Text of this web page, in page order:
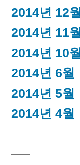
2014년 12월
2014년 11월
2014년 10월
2014년 6월
2014년 5월
2014년 4월